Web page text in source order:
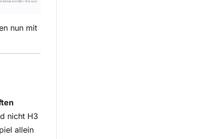
nun mit
nicht H3
allein